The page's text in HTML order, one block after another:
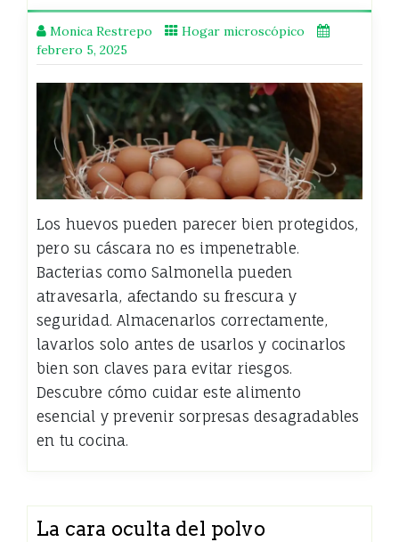
Monica Restrepo
Hogar microscópico
febrero 5, 2025
Los huevos pueden parecer bien protegidos,
pero su cáscara no es impenetrable.
Bacterias como Salmonella pueden
atravesarla, afectando su frescura y
seguridad. Almacenarlos correctamente,
lavarlos solo antes de usarlos y cocinarlos
bien son claves para evitar riesgos.
Descubre cómo cuidar este alimento
esencial y prevenir sorpresas desagradables
en tu cocina.
La cara oculta del polvo